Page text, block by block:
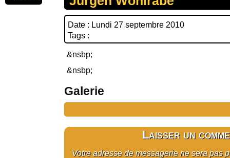
Date : Lundi 27 septembre 2010
Tags :
&nsbp;
&nsbp;
Galerie
Laisser un
Votre adresse de messagerie ne sera pas